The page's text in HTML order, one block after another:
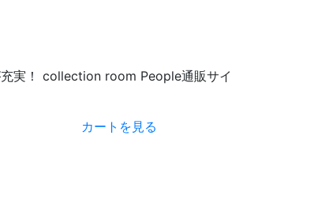
実！ collection room People通販サイ
カートを見る